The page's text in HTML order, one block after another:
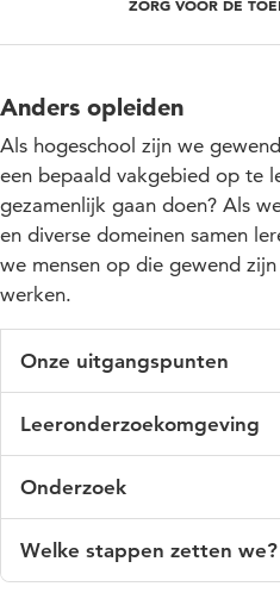
ZORG VOOR DE
Anders opleiden
Als hogeschool zijn we
een bepaald vakgebied op te
gezamenlijk gaan doen? Als
en diverse domeinen samen
we mensen op die gewend
werken.
Onze uitgangspunten
brede blik op gezondheid en
geheel en de vraag achter de
in de regio, waar
samenwerken rond echte
Leeronderzoekomgeving
en beroepspraktijk samen.
onderzoekers, professionals en
rondom betekenisvolle
Onderzoek
lectoraat Organiseren van
onderzoek naar de
Welke stappen zetten we?